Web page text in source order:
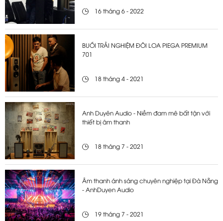
16 tháng 6 - 2022
BUỔI TRẢI NGHIỆM ĐÔI LOA PIEGA PREMIUM
701
18 tháng 4 - 2021
Anh Duyên Audio - Niềm đam mê bất tận với
thiết bị âm thanh
18 tháng 7 - 2021
Âm thanh ánh sáng chuyên nghiệp tại Đà Nẵng
- AnhDuyen Audio
19 tháng 7 - 2021